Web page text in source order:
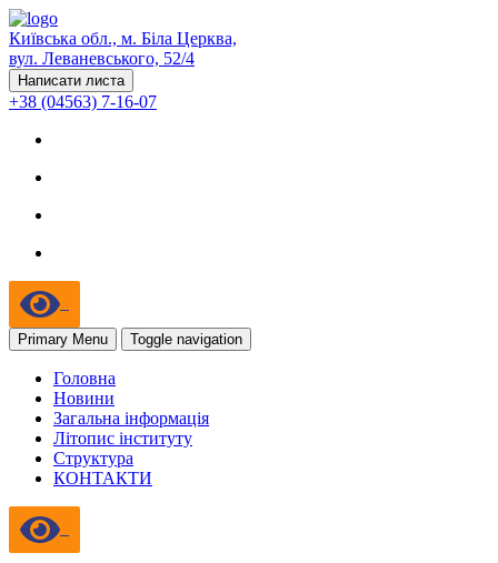
Київська обл., м. Біла Церква,
вул. Леваневського, 52/4
Написати листа
+38 (04563) 7-16-07
Primary Menu Toggle navigation
Головна
Новини
Загальна інформація
Літопис інституту
Структура
КОНТАКТИ